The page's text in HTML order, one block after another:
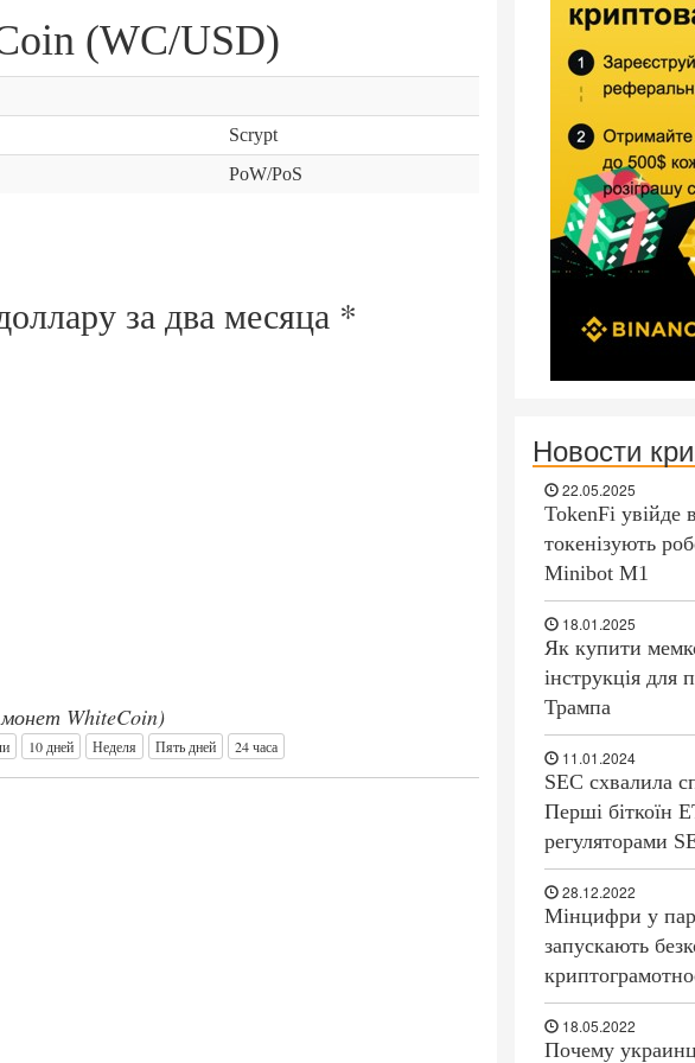
(WC/USD)
Scrypt
PoW/PoS
за два месяца *
WhiteCoin)
10 дней Неделя Пять дней 24 часа
Новости
22.05.2025
TokenFi увійде
токенізують
Minibot M1
18.01.2025
Як купити
інструкція для
Трампа
11.01.2024
SEC схвалила
Перші біткоїн
регуляторами
28.12.2022
Мінцифри у
запускають
18.05.2022
Почему